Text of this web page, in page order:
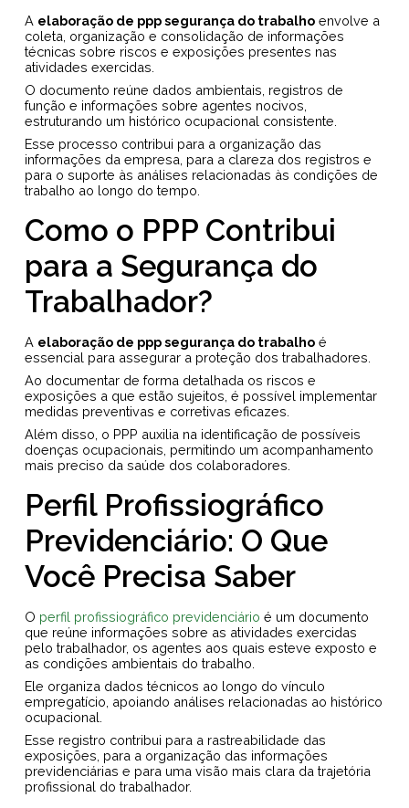
A elaboração de ppp segurança do trabalho envolve a
coleta, organização e consolidação de informações
técnicas sobre riscos e exposições presentes nas
atividades exercidas.
O documento reúne dados ambientais, registros de
função e informações sobre agentes nocivos,
estruturando um histórico ocupacional consistente.
Esse processo contribui para a organização das
informações da empresa, para a clareza dos registros e
para o suporte às análises relacionadas às condições de
trabalho ao longo do tempo.
Como o PPP Contribui
para a Segurança do
Trabalhador?
A elaboração de ppp segurança do trabalho é
essencial para assegurar a proteção dos trabalhadores.
Ao documentar de forma detalhada os riscos e
exposições a que estão sujeitos, é possível implementar
medidas preventivas e corretivas eficazes.
Além disso, o PPP auxilia na identificação de possíveis
doenças ocupacionais, permitindo um acompanhamento
mais preciso da saúde dos colaboradores.
Perfil Profissiográfico
Previdenciário: O Que
Você Precisa Saber
O perfil profissiográfico previdenciário é um documento
que reúne informações sobre as atividades exercidas
pelo trabalhador, os agentes aos quais esteve exposto e
as condições ambientais do trabalho.
Ele organiza dados técnicos ao longo do vínculo
empregatício, apoiando análises relacionadas ao histórico
ocupacional.
Esse registro contribui para a rastreabilidade das
exposições, para a organização das informações
previdenciárias e para uma visão mais clara da trajetória
profissional do trabalhador.